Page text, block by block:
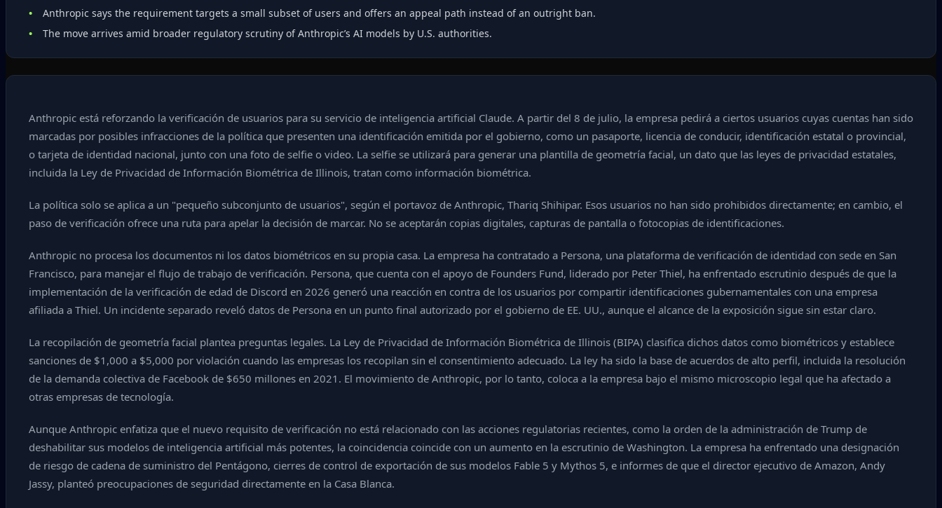
Anthropic says the requirement targets a small subset of users and offers an appeal path instead of an outright ban.
The move arrives amid broader regulatory scrutiny of Anthropic’s AI models by U.S. authorities.
Anthropic está reforzando la verificación de usuarios para su servicio de inteligencia artificial Claude. A partir del 8 de julio, la empresa pedirá a ciertos usuarios cuyas cuentas han sido
marcadas por posibles infracciones de la política que presenten una identificación emitida por el gobierno, como un pasaporte, licencia de conducir, identificación estatal o provincial,
o tarjeta de identidad nacional, junto con una foto de selfie o video. La selfie se utilizará para generar una plantilla de geometría facial, un dato que las leyes de privacidad estatales,
incluida la Ley de Privacidad de Información Biométrica de Illinois, tratan como información biométrica.
La política solo se aplica a un "pequeño subconjunto de usuarios", según el portavoz de Anthropic, Thariq Shihipar. Esos usuarios no han sido prohibidos directamente; en cambio, el
paso de verificación ofrece una ruta para apelar la decisión de marcar. No se aceptarán copias digitales, capturas de pantalla o fotocopias de identificaciones.
Anthropic no procesa los documentos ni los datos biométricos en su propia casa. La empresa ha contratado a Persona, una plataforma de verificación de identidad con sede en San
Francisco, para manejar el flujo de trabajo de verificación. Persona, que cuenta con el apoyo de Founders Fund, liderado por Peter Thiel, ha enfrentado escrutinio después de que la
implementación de la verificación de edad de Discord en 2026 generó una reacción en contra de los usuarios por compartir identificaciones gubernamentales con una empresa
afiliada a Thiel. Un incidente separado reveló datos de Persona en un punto final autorizado por el gobierno de EE. UU., aunque el alcance de la exposición sigue sin estar claro.
La recopilación de geometría facial plantea preguntas legales. La Ley de Privacidad de Información Biométrica de Illinois (BIPA) clasifica dichos datos como biométricos y establece
sanciones de $1,000 a $5,000 por violación cuando las empresas los recopilan sin el consentimiento adecuado. La ley ha sido la base de acuerdos de alto perfil, incluida la resolución
de la demanda colectiva de Facebook de $650 millones en 2021. El movimiento de Anthropic, por lo tanto, coloca a la empresa bajo el mismo microscopio legal que ha afectado a
otras empresas de tecnología.
Aunque Anthropic enfatiza que el nuevo requisito de verificación no está relacionado con las acciones regulatorias recientes, como la orden de la administración de Trump de
deshabilitar sus modelos de inteligencia artificial más potentes, la coincidencia coincide con un aumento en la escrutinio de Washington. La empresa ha enfrentado una designación
de riesgo de cadena de suministro del Pentágono, cierres de control de exportación de sus modelos Fable 5 y Mythos 5, e informes de que el director ejecutivo de Amazon, Andy
Jassy, planteó preocupaciones de seguridad directamente en la Casa Blanca.